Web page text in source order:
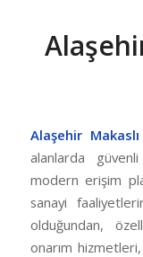
Alaşehir
alanlarda
modern erişim
sanayi
olduğundan,
onarım